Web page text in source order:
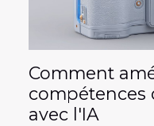
Comment
compétences
avec l'IA